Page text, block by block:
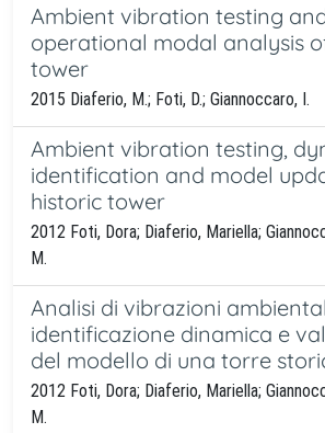
Ambient vibration testing
operational modal analysis
tower
2015 Diaferio, M.; Foti, D.; Giannoccaro, I.
Ambient vibration testing,
identification and model
historic tower
2012 Foti, Dora; Diaferio, Mariella;
M.
Analisi di vibrazioni
identificazione dinamica e
del modello di una torre
2012 Foti, Dora; Diaferio, Mariella;
M.